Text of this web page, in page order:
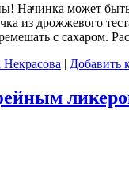
Начинка может
из дрожжевого
с сахаром.
Некрасова | Добавить